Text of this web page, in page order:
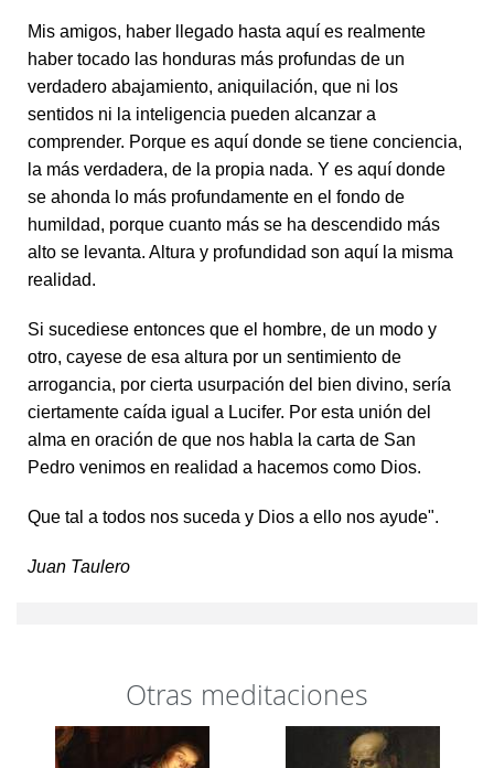
Mis amigos, haber llegado hasta aquí es realmente
haber tocado las honduras más profundas de un
verdadero abajamiento, aniquilación, que ni los
sentidos ni la inteligencia pueden alcanzar a
comprender. Porque es aquí donde se tiene conciencia,
la más verdadera, de la propia nada. Y es aquí donde
se ahonda lo más profundamente en el fondo de
humildad, porque cuanto más se ha descendido más
alto se levanta. Altura y profundidad son aquí la misma
realidad.
Si sucediese entonces que el hombre, de un modo y
otro, cayese de esa altura por un sentimiento de
arrogancia, por cierta usurpación del bien divino, sería
ciertamente caída igual a Lucifer. Por esta unión del
alma en oración de que nos habla la carta de San
Pedro venimos en realidad a hacemos como Dios.
Que tal a todos nos suceda y Dios a ello nos ayude".
Juan Taulero
Otras meditaciones